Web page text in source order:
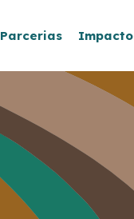
Parcerias Impacto